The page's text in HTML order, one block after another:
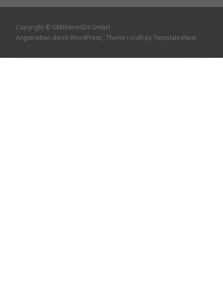
Copyright © GREENmed24 GmbH
Angetrieben durch WordPress , Theme i-craft by TemplatesNext.